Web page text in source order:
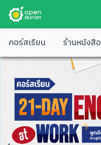
คอร์สเรียน ร้านหนังสือ